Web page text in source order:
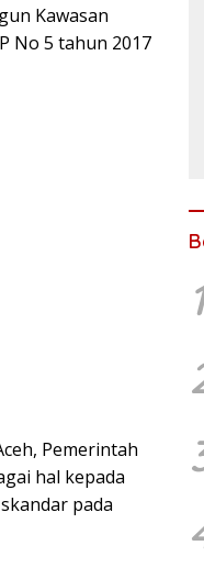
Kawasan
No 5 tahun 2017
Pemerintah
hal kepada
pada